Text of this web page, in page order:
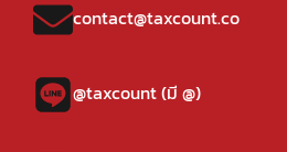
contact@taxcount.co
@taxcount (มี @)